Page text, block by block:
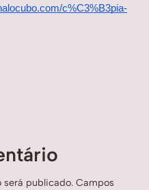
c%C3%B3pia-
será publicado. Campos